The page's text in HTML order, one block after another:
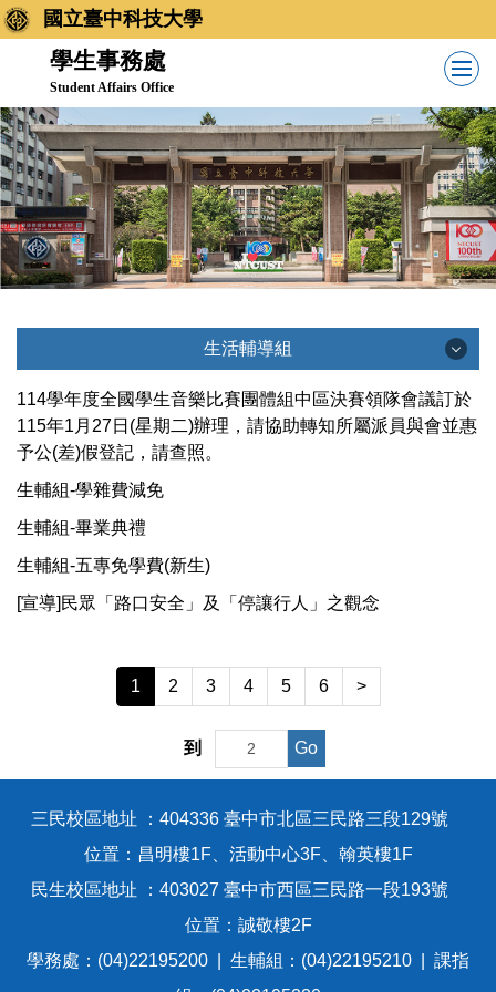
跳
到
內
容
區
國立臺中科技大學
學生事務處
Student Affairs Office
生活輔導組
生活輔導組
最新消息
學雜費減免
新生始業輔導
班級幹部講習
不利處境學生助學(原:弱勢助學)
學生請假流程
114學年度全國學生音樂比賽團體組中區決賽領隊會議訂於
115年1月27日(星期二)辦理，請協助轉知所屬派員與會並惠
予公(差)假登記，請查照。
生輔組-學雜費減免
生輔組-畢業典禮
生輔組-五專免學費(新生)
[宣導]民眾「路口安全」及「停讓行人」之觀念
1 2 3 4 5 6 >
到 Go
三民校區地址 ：404336 臺中市北區三民路三段129號
位置：昌明樓1F、活動中心3F、翰英樓1F
民生校區地址 ：403027 臺中市西區三民路一段193號
位置：誠敬樓2F
學務處：(04)22195200 | 生輔組：(04)22195210 | 課指